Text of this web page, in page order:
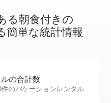
る朝⁠食⁠付⁠き⁠の
簡⁠単⁠な統⁠計⁠情⁠報
の合⁠計⁠数
のバケーションレンタル